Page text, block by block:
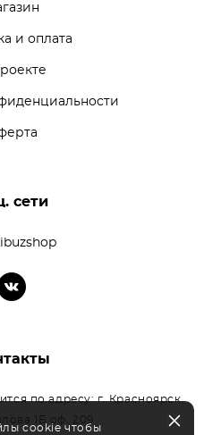
и оплата
сети
по адресу: г. Красноярск,
1Б оф. 209
cookie чтобы